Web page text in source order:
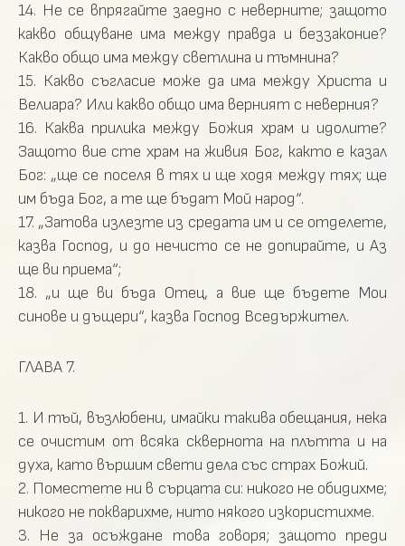
14. Не се впрягайте заедно с неверните; защото
какво общуване има между правда и беззаконие?
Какво общо има между светлина и тъмнина?
15. Какво съгласие може да има между Христа и
Велиара? Или какво общо има верният с неверния?
16. Каква прилика между Божия храм и идолите?
Защото вие сте храм на живия Бог, както е казал
Бог: „ще се поселя в тях и ще ходя между тях; ще
им бъда Бог, а те ще бъдат Мой народ“.
17. „Затова излезте из средата им и се отделете,
казва Господ, и до нечисто се не допирайте, и Аз
ще ви приема“;
18. „и ще ви бъда Отец, а вие ще бъдете Мои
синове и дъщери“, казва Господ Вседържител.
ГЛАВА 7.
1. И тъй, възлюбени, имайки такива обещания, нека
се очистим от всяка сквернота на плътта и на
духа, като вършим свети дела със страх Божий.
2. Поместете ни в сърцата си: никого не обидихме;
никого не покварихме, нито някого изкористихме.
3. Не за осъждане това говоря; защото преди